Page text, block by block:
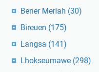
Bener Meriah (30)
Bireuen (175)
Langsa (141)
Lhokseumawe (298)